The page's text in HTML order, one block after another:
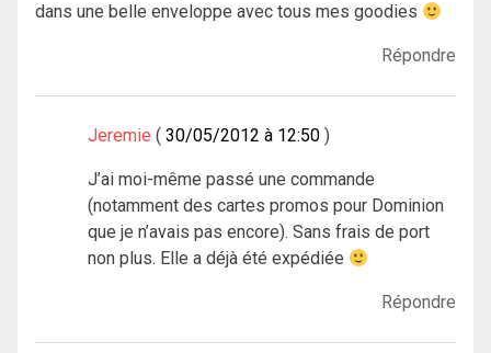
dans une belle enveloppe avec tous mes goodies
Répondre
Jeremie 30/05/2012 à 12:50
J’ai moi-même passé une commande
(notamment des cartes promos pour Dominion
que je n’avais pas encore). Sans frais de port
non plus. Elle a déjà été expédiée
Répondre